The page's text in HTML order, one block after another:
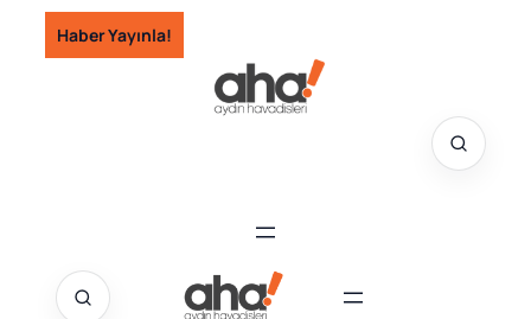
İçeriğe
geç
Haber Yayınla!